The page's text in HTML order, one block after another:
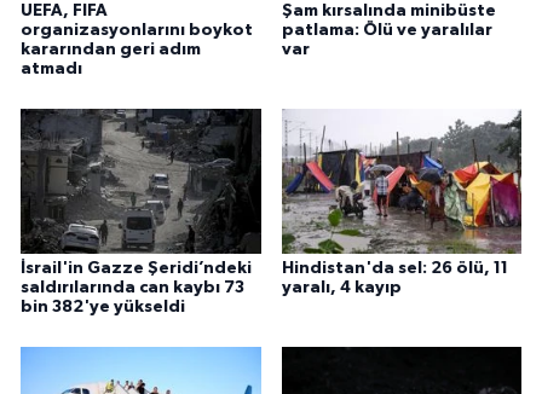
UEFA, FIFA
organizasyonlarını boykot
kararından geri adım
atmadı
Şam kırsalında minibüste
patlama: Ölü ve yaralılar
var
İsrail'in Gazze Şeridi’ndeki
saldırılarında can kaybı 73
bin 382'ye yükseldi
Hindistan'da sel: 26 ölü, 11
yaralı, 4 kayıp